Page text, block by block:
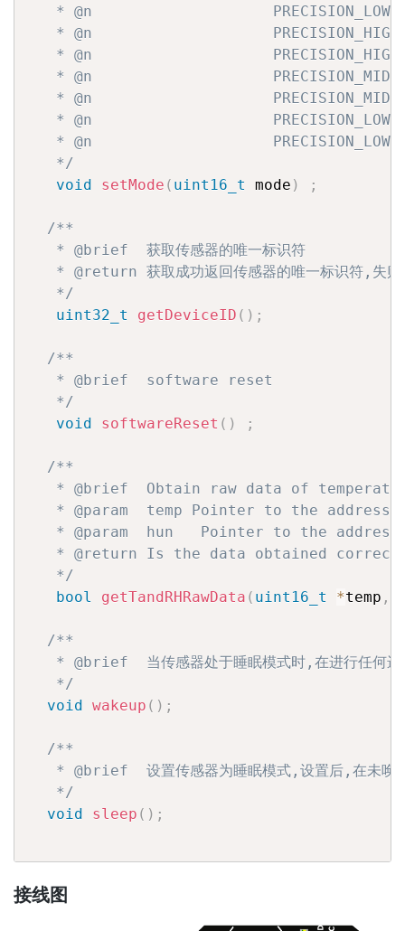
* @n
* @n
* @n
* @n
* @n
* @n
* @n
   */
void
setMode ( uint16_t mode ) ;
/**
   * @brief  获取传感器的唯一标识符
* @return 获取成功返回传感器的唯一标识符,失败
   */
uint32_t
getDeviceID ( ) ;
/**
   * @brief  software reset
   */
void
softwareReset ( ) ;
/**
* @brief  Obtain raw data of
* @param  temp Pointer to the address
* @param  hun   Pointer to the
* @return Is the data obtained
   */
bool
getTandRHRawData ( uint16_t *temp ,
/**
* @brief  当传感器处于睡眠模式时,在进行任何进
   */
void
wakeup ( ) ;
/**
* @brief  设置传感器为睡眠模式,设置后,在未唤
   */
void
sleep ( ) ;
接线图